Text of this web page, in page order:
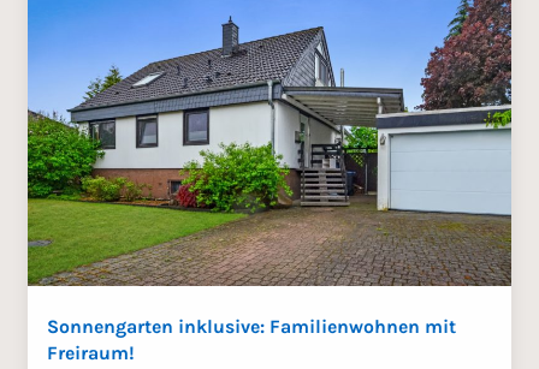
Sonnengarten inklusive: Familienwohnen mit
Freiraum!